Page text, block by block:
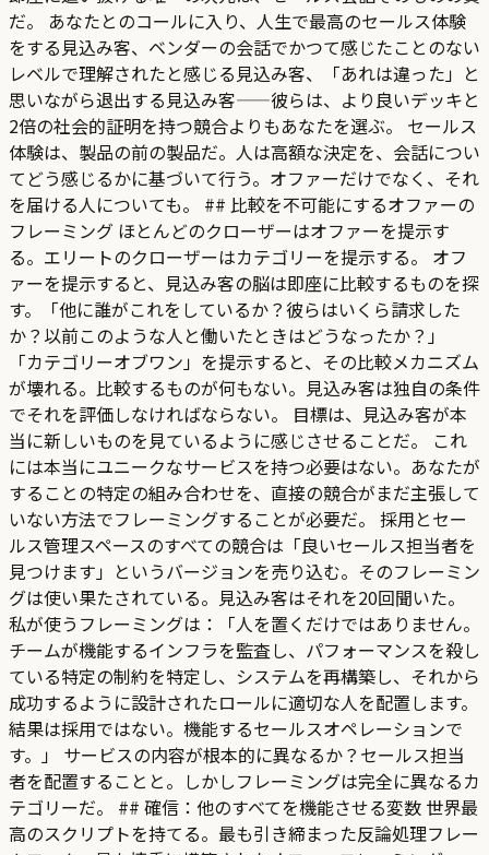
だ。 あなたとのコールに入り、人生で最高のセールス体験
をする見込み客、ベンダーの会話でかつて感じたことのない
レベルで理解されたと感じる見込み客、「あれは違った」と
思いながら退出する見込み客——彼らは、より良いデッキと
2倍の社会的証明を持つ競合よりもあなたを選ぶ。 セールス
体験は、製品の前の製品だ。人は高額な決定を、会話につい
てどう感じるかに基づいて行う。オファーだけでなく、それ
を届ける人についても。 ## 比較を不可能にするオファーの
フレーミング ほとんどのクローザーはオファーを提示す
る。エリートのクローザーはカテゴリーを提示する。 オフ
ァーを提示すると、見込み客の脳は即座に比較するものを探
す。「他に誰がこれをしているか？彼らはいくら請求した
か？以前このような人と働いたときはどうなったか？」
「カテゴリーオブワン」を提示すると、その比較メカニズム
が壊れる。比較するものが何もない。見込み客は独自の条件
でそれを評価しなければならない。 目標は、見込み客が本
当に新しいものを見ているように感じさせることだ。 これ
には本当にユニークなサービスを持つ必要はない。あなたが
することの特定の組み合わせを、直接の競合がまだ主張して
いない方法でフレーミングすることが必要だ。 採用とセー
ルス管理スペースのすべての競合は「良いセールス担当者を
見つけます」というバージョンを売り込む。そのフレーミン
グは使い果たされている。見込み客はそれを20回聞いた。
私が使うフレーミングは：「人を置くだけではありません。
チームが機能するインフラを監査し、パフォーマンスを殺し
ている特定の制約を特定し、システムを再構築し、それから
成功するように設計されたロールに適切な人を配置します。
結果は採用ではない。機能するセールスオペレーションで
す。」 サービスの内容が根本的に異なるか？セールス担当
者を配置することと。しかしフレーミングは完全に異なるカ
テゴリーだ。 ## 確信：他のすべてを機能させる変数 世界最
高のスクリプトを持てる。最も引き締まった反論処理フレー